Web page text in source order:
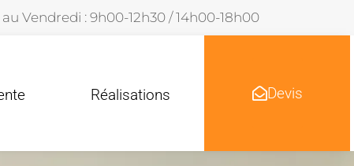
Vendredi : 9h00-12h30 / 14h00-18h00
Réalisations Devis